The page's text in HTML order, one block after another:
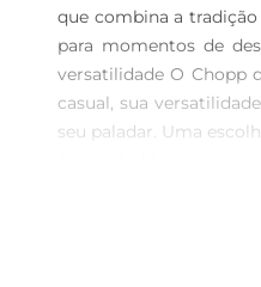
que combina a
para momentos de
versatilidade O Chopp
casual, sua
seu paladar. Uma
eleva a experiência à